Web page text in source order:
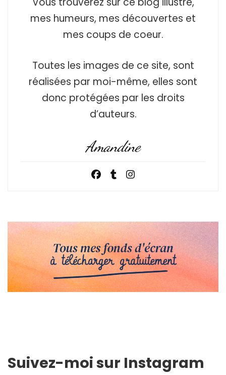
mes humeurs, mes découvertes et
mes coups de coeur.
Toutes les images de ce site, sont
réalisées par moi-même, elles sont
donc protégées par les droits
d’auteurs.
Amandine
Suivez-moi sur Instagram